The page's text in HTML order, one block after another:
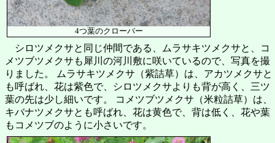
4つ葉のクローバー
シロツメクサと同じ仲間である、ムラサキツメクサと、コ
メツブツメクサも犀川の河川敷に咲いているので、写真を撮
りました。 ムラサキツメクサ（紫詰草）は、アカツメクサと
も呼ばれ、花は紫色で、シロツメクサよりも背が高く、三ツ
葉の先は少し細いです。 コメツブツメクサ（米粒詰草）は、
キバナツメクサとも呼ばれ、花は黄色で、背は低く、花や葉
もコメツブのように小さいです。